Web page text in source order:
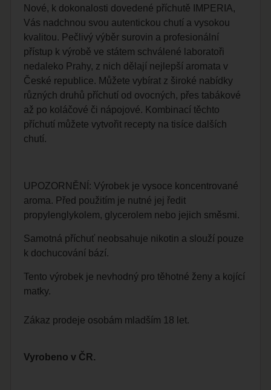
Nové, k dokonalosti dovedené příchutě IMPERIA,
Vás nadchnou svou autentickou chutí a vysokou
kvalitou. Pečlivý výběr surovin a profesionální
přístup k výrobě ve státem schválené laboratoři
nedaleko Prahy, z nich dělají nejlepší aromata v
České republice. Můžete vybírat z široké nabídky
různých druhů příchutí od ovocných, přes tabákové
až po koláčové či nápojové. Kombinací těchto
příchutí můžete vytvořit recepty na tisíce dalších
chutí.
UPOZORNĚNÍ: Výrobek je vysoce koncentrované
aroma. Před použitím je nutné jej ředit
propylenglykolem, glycerolem nebo jejich směsmi.
Samotná příchuť neobsahuje nikotin a slouží pouze
k dochucování bází.
Tento výrobek je nevhodný pro těhotné ženy a kojící
matky.
Zákaz prodeje osobám mladším 18 let.
Vyrobeno v ČR.